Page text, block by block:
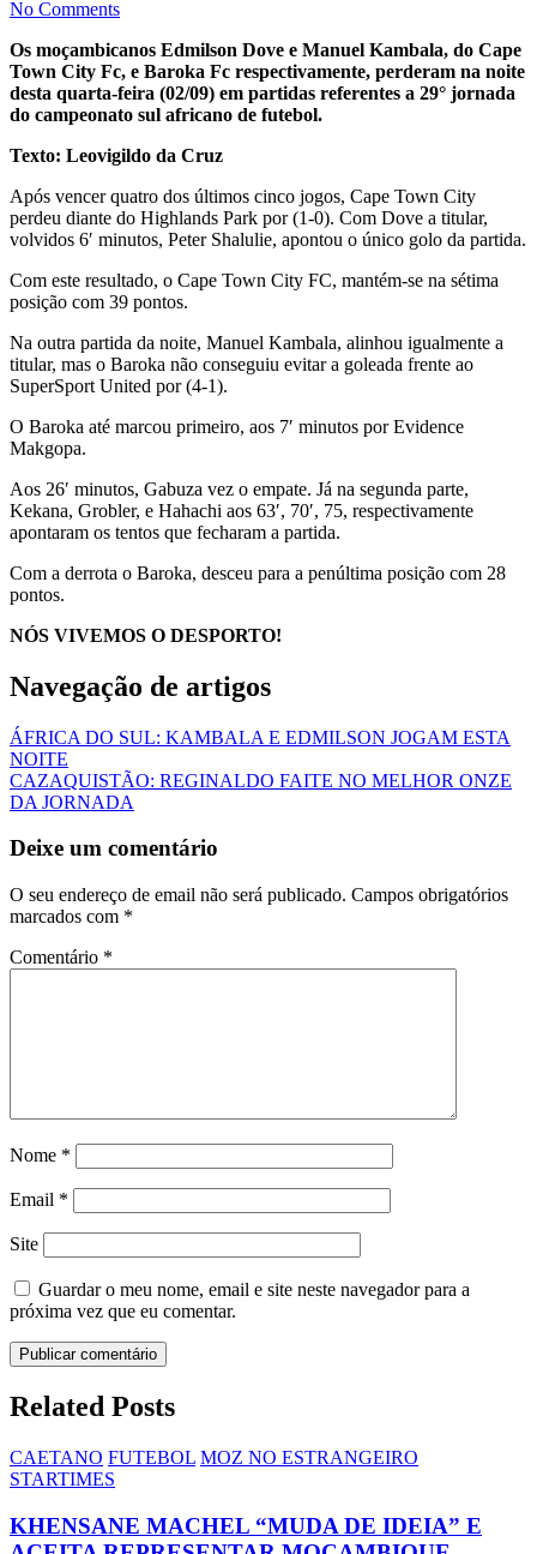
No Comments
Os moçambicanos Edmilson Dove e Manuel Kambala, do Cape
Town City Fc, e Baroka Fc respectivamente, perderam na noite
desta quarta-feira (02/09) em partidas referentes a 29° jornada
do campeonato sul africano de futebol.
Texto: Leovigildo da Cruz
Após vencer quatro dos últimos cinco jogos, Cape Town City
perdeu diante do Highlands Park por (1-0). Com Dove a titular,
volvidos 6′ minutos, Peter Shalulie, apontou o único golo da partida.
Com este resultado, o Cape Town City FC, mantém-se na sétima
posição com 39 pontos.
Na outra partida da noite, Manuel Kambala, alinhou igualmente a
titular, mas o Baroka não conseguiu evitar a goleada frente ao
SuperSport United por (4-1).
O Baroka até marcou primeiro, aos 7′ minutos por Evidence
Makgopa.
Aos 26′ minutos, Gabuza vez o empate. Já na segunda parte,
Kekana, Grobler, e Hahachi aos 63′, 70′, 75, respectivamente
apontaram os tentos que fecharam a partida.
Com a derrota o Baroka, desceu para a penúltima posição com 28
pontos.
NÓS VIVEMOS O DESPORTO!
Navegação de artigos
ÁFRICA DO SUL: KAMBALA E EDMILSON JOGAM ESTA
NOITE
CAZAQUISTÃO: REGINALDO FAITE NO MELHOR ONZE
DA JORNAD‌A
Deixe um comentário
O seu endereço de email não será publicado. Campos obrigatórios
marcados com *
Comentário *
Nome *
Email *
Site
Guardar o meu nome, email e site neste navegador para a
próxima vez que eu comentar.
Related Posts
CAETANO FUTEBOL MOZ NO ESTRANGEIRO
STARTIMES
KHENSANE MACHEL “MUDA DE IDEIA” E